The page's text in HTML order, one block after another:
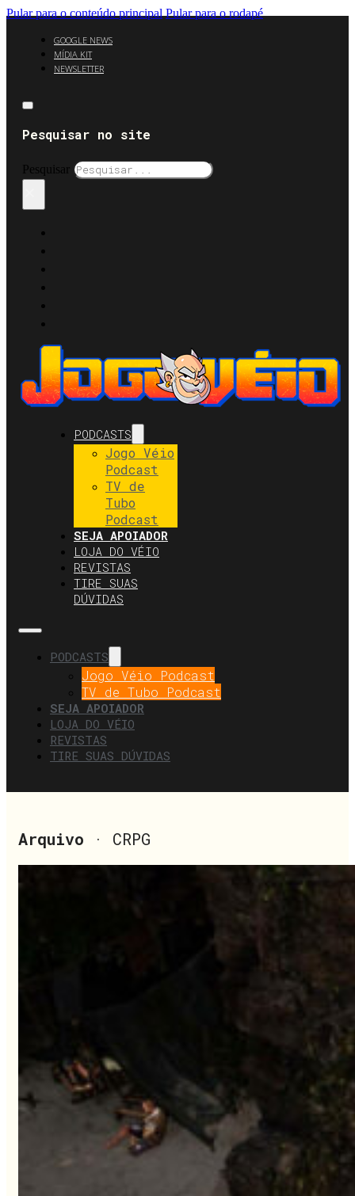
Pular para o conteúdo principal Pular para o rodapé
GOOGLE NEWS
MÍDIA KIT
NEWSLETTER
Pesquisar no site
Pesquisar
PODCASTS
Jogo Véio
Podcast
TV de
Tubo
Podcast
SEJA APOIADOR
LOJA DO VÉIO
REVISTAS
TIRE SUAS
DÚVIDAS
PODCASTS
Jogo Véio Podcast
TV de Tubo Podcast
SEJA APOIADOR
LOJA DO VÉIO
REVISTAS
TIRE SUAS DÚVIDAS
Arquivo · CRPG